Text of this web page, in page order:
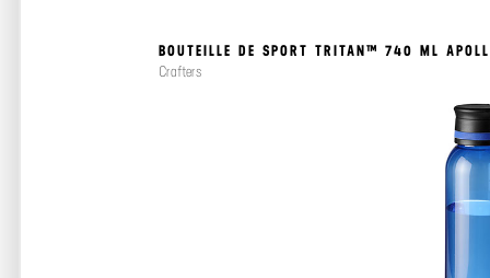
BOUTEILLE DE SPORT TRITAN™ 740 ML
Crafters